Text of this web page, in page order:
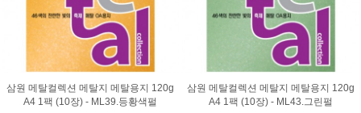
삼원 메탈컬렉션 메탈지 메탈용지 120g
A4 1팩 (10장) - ML39.등황색펄
삼원 메탈컬렉션 메탈지 메탈용지 120g
A4 1팩 (10장) - ML43.그린펄